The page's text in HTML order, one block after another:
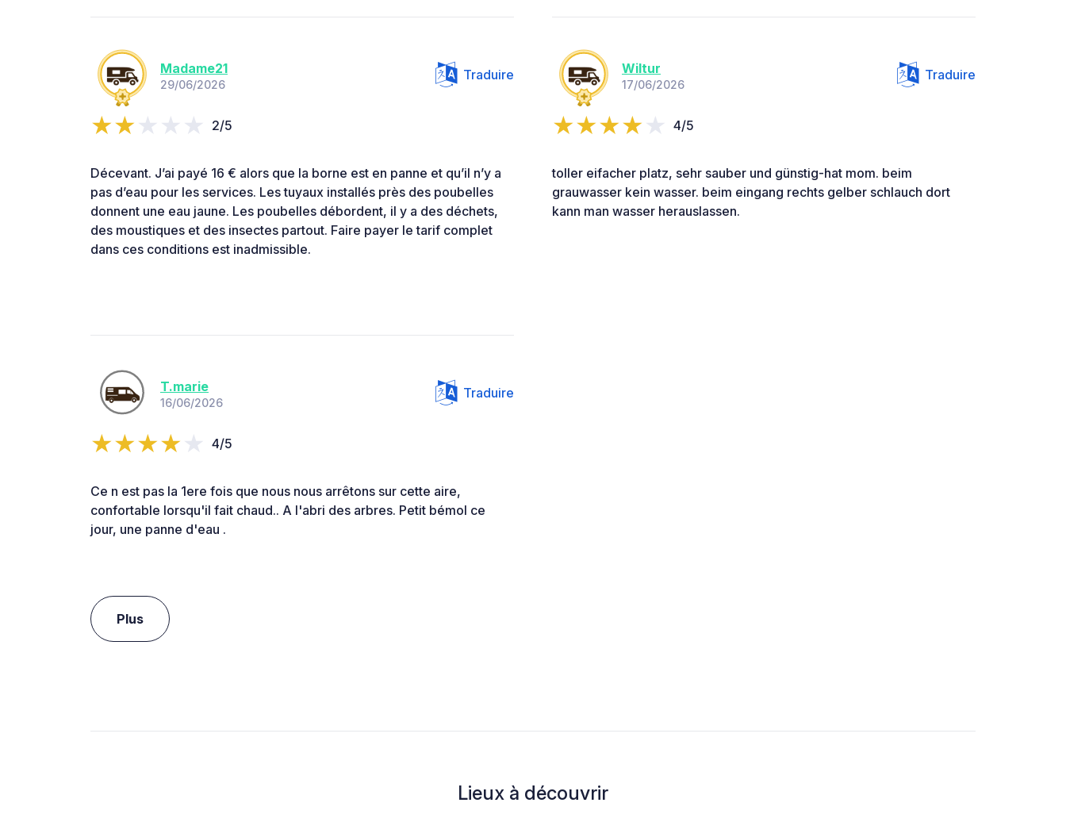
Madame21
29/06/2026
Traduire
2/5
Décevant. J’ai payé 16 € alors que la borne est en panne et qu’il n’y a
pas d’eau pour les services. Les tuyaux installés près des poubelles
donnent une eau jaune. Les poubelles débordent, il y a des déchets,
des moustiques et des insectes partout. Faire payer le tarif complet
dans ces conditions est inadmissible.
Wiltur
17/06/2026
Traduire
4/5
toller eifacher platz, sehr sauber und günstig-hat mom. beim
grauwasser kein wasser. beim eingang rechts gelber schlauch dort
kann man wasser herauslassen.
T.marie
16/06/2026
Traduire
4/5
Ce n est pas la 1ere fois que nous nous arrêtons sur cette aire,
confortable lorsqu'il fait chaud.. A l'abri des arbres. Petit bémol ce
jour, une panne d'eau .
Plus
Lieux à découvrir